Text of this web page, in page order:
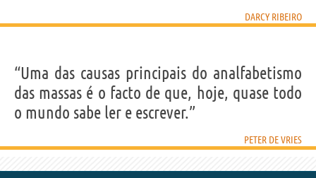
DARCY RIBEIRO
“Uma das causas principais do analfabetismo
das massas é o facto de que, hoje, quase todo
o mundo sabe ler e escrever.”
PETER DE VRIES